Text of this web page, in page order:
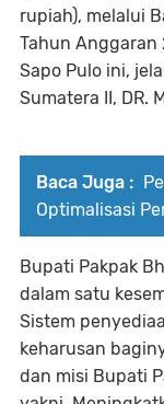
rupiah), melalui
Tahun Anggaran
Sapo Pulo ini,
Sumatera II, DR.
Baca Juga :
Optimalisasi
Bupati Pakpak
dalam satu
Sistem
keharusan
dan misi Bupati